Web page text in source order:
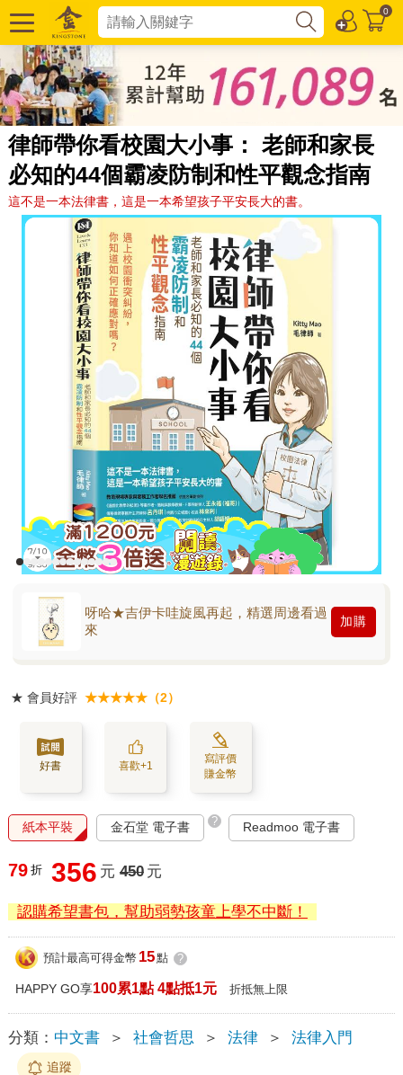
0
律師帶你看校園大小事： 老師和家長
必知的44個霸凌防制和性平觀念指南
這不是一本法律書，這是一本希望孩子平安長大的書。
呀哈★吉伊卡哇旋風再起，精選周邊看過
來
加購
★ 會員好評 ★★★★★（2）
好書 喜歡+1
寫評價
賺金幣
紙本平裝 金石堂 電子書 ? Readmoo 電子書
79 折 356 元 450 元
認購希望書包，幫助弱勢孩童上學不中斷！
預計最高可得金幣 15點 ?
HAPPY GO享100累1點 4點抵1元 折抵無上限
分類： 中文書 ＞ 社會哲思 ＞ 法律 ＞ 法律入門
追蹤